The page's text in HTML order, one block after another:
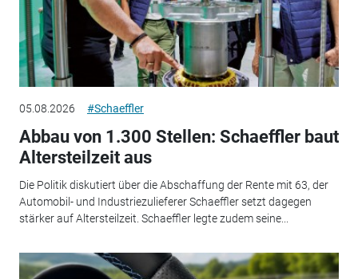
05.08.2026 #Schaeffler
Abbau von 1.300 Stellen: Schaeffler baut
Altersteilzeit aus
Die Politik diskutiert über die Abschaffung der Rente mit 63, der
Automobil- und Industriezulieferer Schaeffler setzt dagegen
stärker auf Altersteilzeit. Schaeffler legte zudem seine...